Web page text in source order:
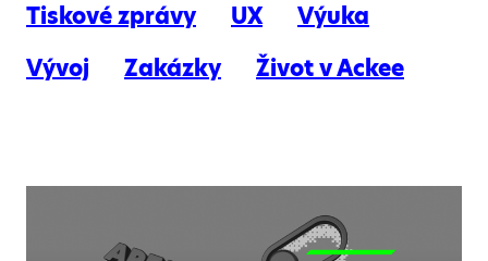
Tiskové zprávy
UX
Výuka
Vývoj
Zakázky Život v Ackee